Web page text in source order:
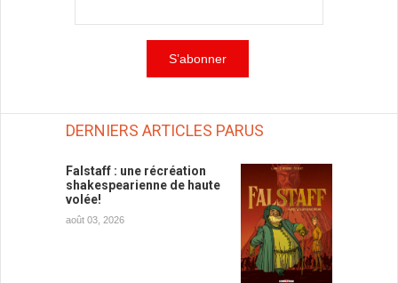
DERNIERS ARTICLES PARUS
Falstaff : une récréation
shakespearienne de haute
volée!
août 03, 2026